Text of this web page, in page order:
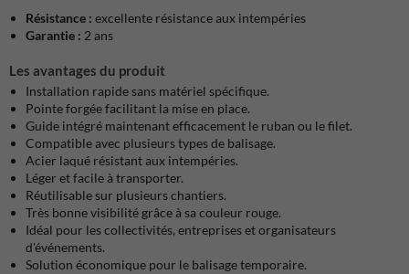
Résistance : excellente résistance aux intempéries
Garantie : 2 ans
Les avantages du produit
Installation rapide sans matériel spécifique.
Pointe forgée facilitant la mise en place.
Guide intégré maintenant efficacement le ruban ou le filet.
Compatible avec plusieurs types de balisage.
Acier laqué résistant aux intempéries.
Léger et facile à transporter.
Réutilisable sur plusieurs chantiers.
Très bonne visibilité grâce à sa couleur rouge.
Idéal pour les collectivités, entreprises et organisateurs
d'événements.
Solution économique pour le balisage temporaire.